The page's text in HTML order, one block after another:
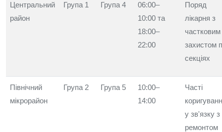
Центральний
район
Група 1 Група 4
06:00–
10:00 та
18:00–
22:00
Поряд
лікарня з
частковим
захистом
секціях
Північний
мікрорайон
Група 2 Група 5
10:00–
14:00
Часті
у зв'язку з
ремонтом